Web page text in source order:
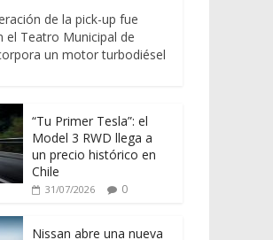
de la pick-up fue
el Teatro Municipal de
un motor turbodiésel
“Tu Primer Tesla”: el
Model 3 RWD llega a
un precio histórico en
Chile
31/07/2026 0
Nissan abre una nueva